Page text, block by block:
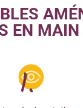
EN MAIN